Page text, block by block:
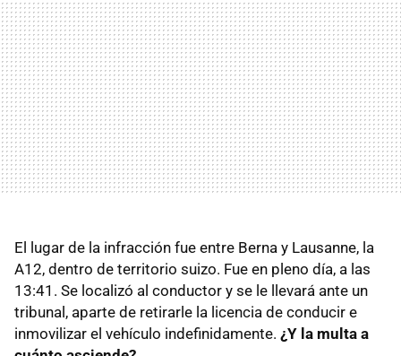
El lugar de la infracción fue entre Berna y Lausanne, la
A12, dentro de territorio suizo. Fue en pleno día, a las
13:41. Se localizó al conductor y se le llevará ante un
tribunal, aparte de retirarle la licencia de conducir e
inmovilizar el vehículo indefinidamente. ¿Y la multa a